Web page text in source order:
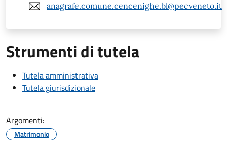
anagrafe.comune.cencenighe.bl@pecveneto.it
Strumenti di tutela
Tutela amministrativa
Tutela giurisdizionale
Argomenti:
Matrimonio